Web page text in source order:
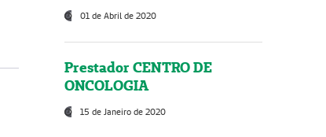
01 de Abril de 2020
Prestador CENTRO DE
ONCOLOGIA
15 de Janeiro de 2020